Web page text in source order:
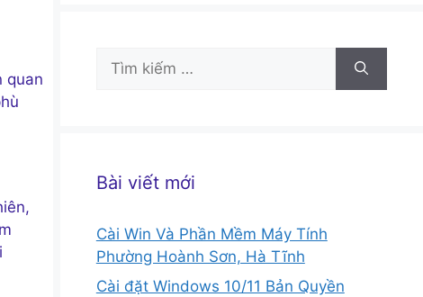
quan
Tìm
kiếm
Bài viết mới
Cài Win Và Phần Mềm Máy Tính
Phường Hoành Sơn, Hà Tĩnh
Cài đặt Windows 10/11 Bản Quyền